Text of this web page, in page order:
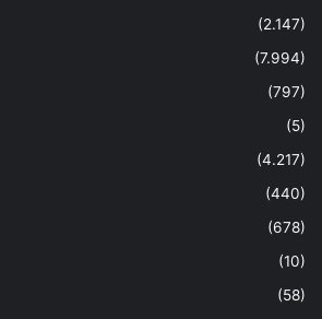
(2.147)
(7.994)
(797)
(5)
(4.217)
(440)
(678)
(10)
(58)